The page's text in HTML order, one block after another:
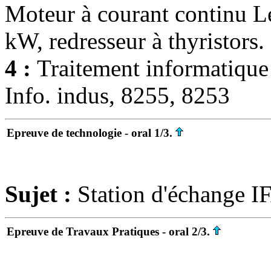
Moteur à courant continu
kW, redresseur à thyristors.
4 : Traitement informatique
Info. indus, 8255, 8253
Epreuve de technologie - oral 1/3.
Sujet : Station d'échange
Epreuve de Travaux Pratiques - oral 2/3.